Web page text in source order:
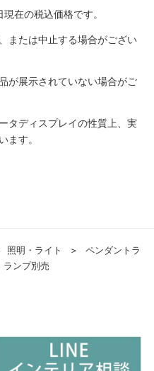
在の税込価格です。
または中止する場合がござい
が展示されていない場合がご
タディスプレイの性質上、実
ます。
照明・ライト ＞
ペンダントラ
ランプ別売